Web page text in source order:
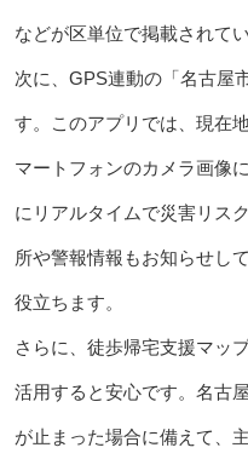
などが区単位で掲載されてい
次に、GPS連動の「名古屋
す。このアプリでは、現在
マートフォンのカメラ画像
にリアルタイムで災害リス
所や警報情報もお知らせし
役立ちます。
さらに、徒歩帰宅支援マッ
活用すると安心です。名古
が止まった場合に備えて、